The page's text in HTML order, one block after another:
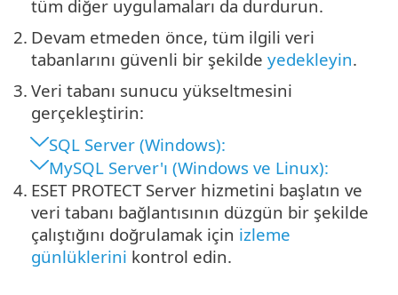
tüm diğer uygulamaları da durdurun.
2. Devam etmeden önce, tüm ilgili veri
tabanlarını güvenli bir şekilde yedekleyin.
3. Veri tabanı sunucu yükseltmesini
gerçekleştirin:
SQL Server (Windows):
MySQL Server'ı (Windows ve Linux):
4. ESET PROTECT Server hizmetini başlatın ve
veri tabanı bağlantısının düzgün bir şekilde
çalıştığını doğrulamak için izleme
günlüklerini kontrol edin.